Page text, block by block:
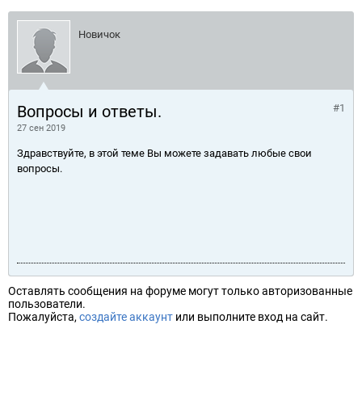
Новичок
Вопросы и ответы.
27 сен 2019
#1
Здравствуйте, в этой теме Вы можете задавать любые свои
вопросы.
Оставлять сообщения на форуме могут только авторизованные
пользователи.
Пожалуйста, создайте аккаунт или выполните вход на сайт.